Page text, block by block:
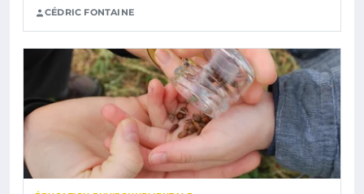
CÉDRIC FONTAINE